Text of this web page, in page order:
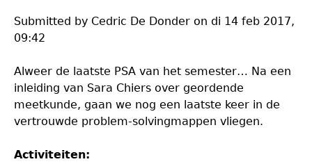
Submitted by Cedric De Donder on di 14 feb 2017,
09:42
Alweer de laatste PSA van het semester… Na een
inleiding van Sara Chiers over geordende
meetkunde, gaan we nog een laatste keer in de
vertrouwde problem-solvingmappen vliegen.
Activiteiten: